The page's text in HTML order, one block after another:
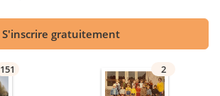
S'inscrire gratuitement
151 2